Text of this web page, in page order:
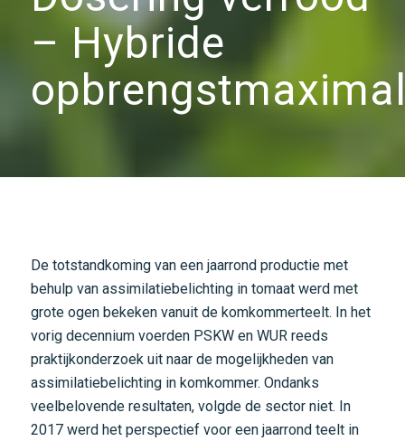
– Hybride
De totstandkoming van een jaarrond productie met
behulp van assimilatiebelichting in tomaat werd met
grote ogen bekeken vanuit de komkommerteelt. In het
vorig decennium voerden PSKW en WUR reeds
praktijkonderzoek uit naar de mogelijkheden van
assimilatiebelichting in komkommer. Ondanks
veelbelovende resultaten, volgde de sector niet. In
2017 werd het perspectief voor een jaarrond teelt in